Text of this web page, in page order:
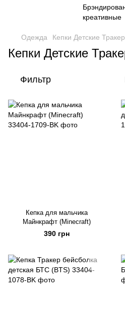
Одежда Кепки Детские Тракер
Кепки Детские
Фильтр
Кепка для мальчика
Майнкрафт (Minecraft)
390 грн